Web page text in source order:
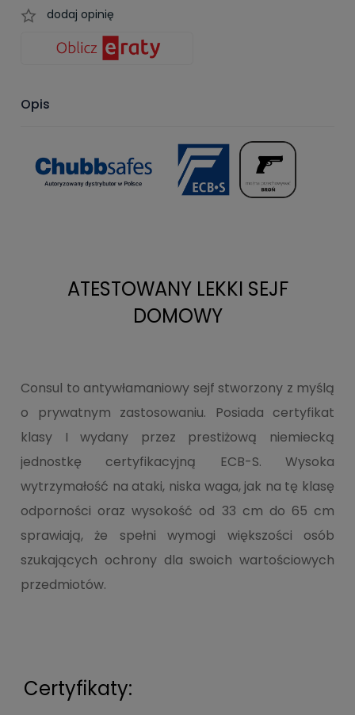
dodaj opinię
Opis
ATESTOWANY LEKKI SEJF
DOMOWY
Consul to antywłamaniowy sejf stworzony z myślą
o prywatnym zastosowaniu. Posiada certyfikat
klasy I wydany przez prestiżową niemiecką
jednostkę certyfikacyjną ECB-S. Wysoka
wytrzymałość na ataki, niska waga, jak na tę klasę
odporności oraz wysokość od 33 cm do 65 cm
sprawiają, że spełni wymogi większości osób
szukających ochrony dla swoich wartościowych
przedmiotów.
Certyfikaty: